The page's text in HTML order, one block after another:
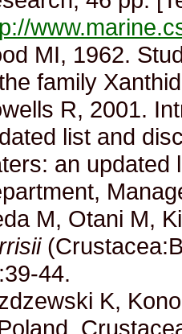
MI, 1962.
family
R, 2001.
list and
an updated
M, Otani M,
44.
K,